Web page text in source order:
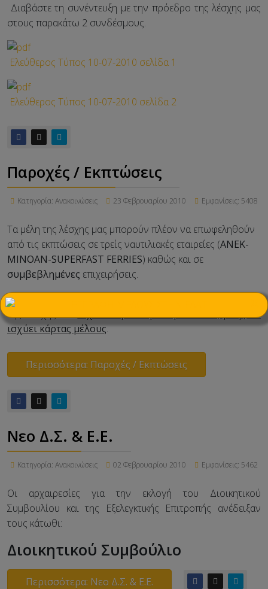
Διαβάστε τη συνέντευξη με την πρόεδρο της λέσχης μας
στους παρακάτω 2 συνδέσμους.
Ελεύθερος Τύπος 10-07-2010 σελίδα 1
Ελεύθερος Τύπος 10-07-2010 σελίδα 2
Παροχές / Εκπτώσεις
Κατηγορία: Ανακοινώσεις 23 Φεβρουαρίου 2010 Εμφανίσεις: 5408
Τα μέλη της λέσχης μας μπορούν πλέον να επωφεληθούν
από τις εκπτώσεις σε τρείς ναυτιλιακές εταιρείες (ΑΝΕΚ-
ΜΙΝΟΑΝ-SUPERFAST FERRIES) καθώς και σε
συμβεβλημένες επιχειρήσεις.
Οι προσφορές και εκπτώσεις των εταιρειών προς τα μέλη
της λέσχης θα
ισχύουν μόνο με την επίδειξη της εν
ισχύει κάρτας μέλους.
Περισσότερα: Παροχές / Εκπτώσεις
Νεο Δ.Σ. & Ε.Ε.
Κατηγορία: Ανακοινώσεις 02 Φεβρουαρίου 2010 Εμφανίσεις: 5462
Οι αρχαιρεσίες για την εκλογή του Διοικητικού
Συμβουλίου και της Εξελεγκτικής Επιτροπής ανέδειξαν
τους κάτωθι:
Διοικητικού Συμβούλιο
Περισσότερα: Νεο Δ.Σ. & Ε.Ε.